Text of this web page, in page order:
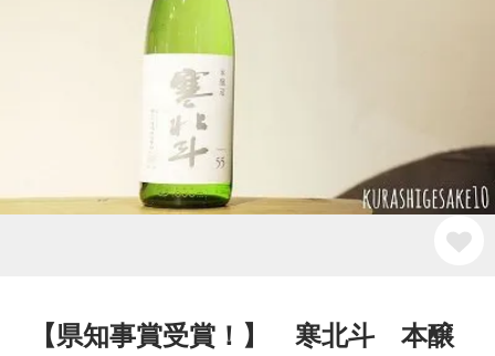
【県知事賞受賞！】 寒北斗 本醸